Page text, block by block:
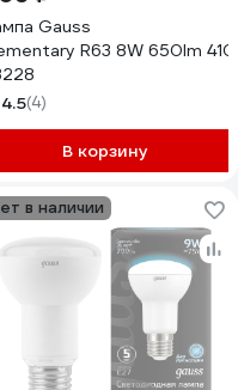
LED 63218
Gauss
R63 8W 650lm
4.5(4)
В корзину
в наличии